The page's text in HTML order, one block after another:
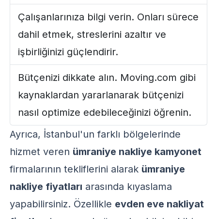
Çalışanlarınıza bilgi verin. Onları sürece
dahil etmek, streslerini azaltır ve
işbirliğinizi güçlendirir.
Bütçenizi dikkate alın. Moving.com gibi
kaynaklardan yararlanarak bütçenizi
nasıl optimize edebileceğinizi öğrenin.
Ayrıca, İstanbul'un farklı bölgelerinde
hizmet veren ümraniye nakliye kamyonet
firmalarının tekliflerini alarak ümraniye
nakliye fiyatları arasında kıyaslama
yapabilirsiniz. Özellikle evden eve nakliyat